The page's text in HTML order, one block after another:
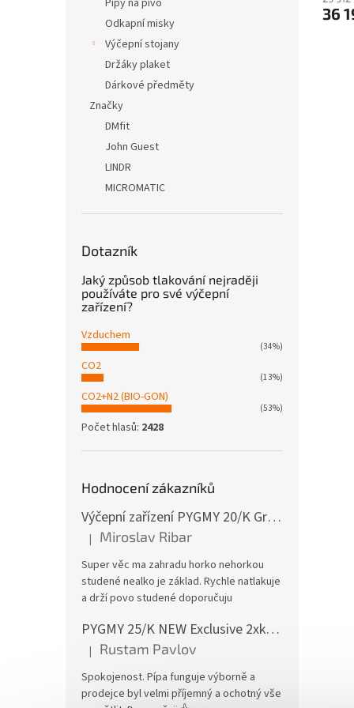
Pípy na pivo
Odkapní misky
Výčepní stojany
Držáky plaket
Dárkové předměty
Značky
DMfit
John Guest
LINDR
MICROMATIC
Dotazník
Jaký způsob tlakování nejraději
používáte pro své výčepní
zařízení?
Vzduchem
(34%)
CO2
(13%)
CO2+N2 (BIO-GON)
(53%)
Počet hlasů: 2428
Hodnocení zákazníků
Výčepní zařízení PYGMY 20/K Green Line NEW komplet BAJONET
Hodnocení produktu je 5 z 5 hvězdiček.
| Miroslav Ribar
Super věc ma zahradu horko nehorkou
studené nealko je základ. Rychle natlakuje
a drží povo studené doporučuju
PYGMY 25/K NEW Exclusive 2xkohout GREEN LINE komplet bez naražečů
Hodnocení produktu je 5 z 5 hvězdiček.
| Rustam Pavlov
Spokojenost. Pípa funguje výborně a
prodejce byl velmi příjemný a ochotný vše
36